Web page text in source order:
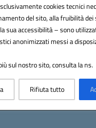
cookies tecnici
del sito, alla fruibilità dei
sua accessibilità – sono
anonimizzati messi a
sul nostro sito, consulta la ns.
Rifiuta tutto